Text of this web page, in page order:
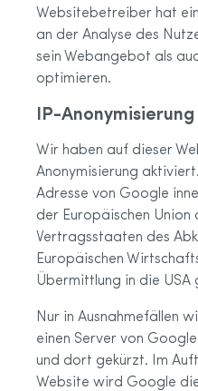
Websitebetreiber hat
an der Analyse des
sein Webangebot als
optimieren.
IP-Anonymisierung
Wir haben auf dieser
Anonymisierung
Adresse von Google
der Europäischen Union
Vertragsstaaten des
Europäischen
Übermittlung in die USA
Nur in Ausnahmefällen
einen Server von
und dort gekürzt. Im
Website wird Google